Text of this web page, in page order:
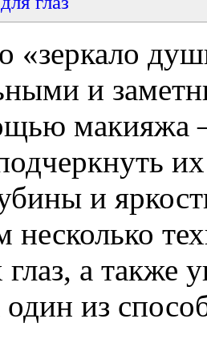
«зеркало
и
макияжа
и
несколько
а также
один из